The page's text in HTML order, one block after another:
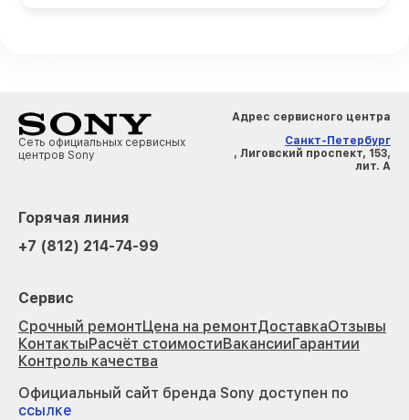
Сеть официальных сервисных
центров Sony
Адрес сервисного центра
Санкт-Петербург
, Лиговский проспект, 153,
лит. А
Горячая линия
+7 (812) 214-74-99
Сервис
Срочный ремонтЦена на ремонтДоставкаОтзывы
КонтактыРасчёт стоимостиВакансииГарантии
Контроль качества
Официальный сайт бренда Sony доступен по
ссылке